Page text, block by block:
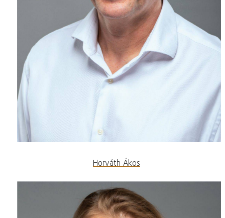
Horváth Ákos